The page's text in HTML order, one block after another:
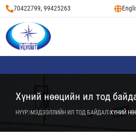
70422799, 99425263
Хүний нөөцийн ил тод
НҮҮР МЭДЭЭЛЛИЙН ИЛ ТОД БАЙДАЛ ХҮНИЙ